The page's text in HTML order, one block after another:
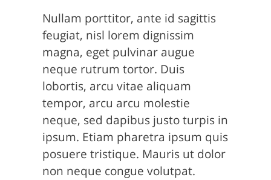
Nullam porttitor, ante id sagittis
feugiat, nisl lorem dignissim
magna, eget pulvinar augue
neque rutrum tortor. Duis
lobortis, arcu vitae aliquam
tempor, arcu arcu molestie
neque, sed dapibus justo turpis in
ipsum. Etiam pharetra ipsum quis
posuere tristique. Mauris ut dolor
non neque congue volutpat.